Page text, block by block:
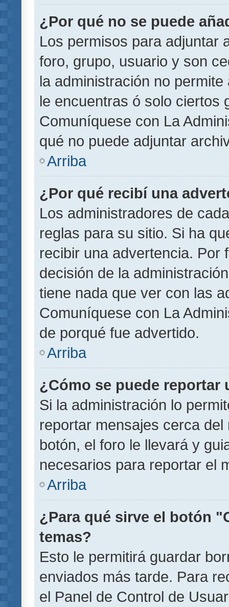
¿Por qué no se puede
Los permisos para adjuntar
foro, grupo, usuario y son
la administración no
le encuentras ó solo ciertos
Comuníquese con La
qué no puede adjuntar
Arriba
¿Por qué recibí una
Los administradores de
reglas para su sitio. Si ha
recibir una advertencia. Por
decisión de la
tiene nada que ver con las
Comuníquese con La
de porqué fue advertido.
Arriba
¿Cómo se puede reportar
Si la administración lo
reportar mensajes cerca
botón, el foro le llevará y
necesarios para reportar el
Arriba
¿Para qué sirve el botón
temas?
Esto le permitirá guardar
enviados más tarde. Para
el Panel de Control de